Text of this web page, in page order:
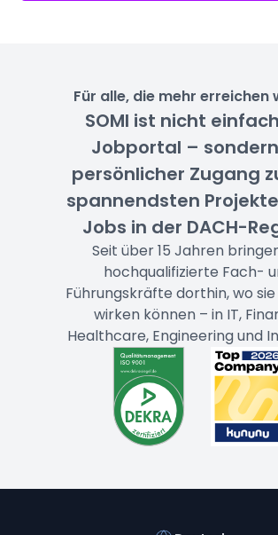
Für alle, die mehr erreichen
SOMI ist nicht
Jobportal –
persönlicher Zugang
spannendsten
Jobs in der DACH-
Seit über 15 Jahren
hochqualifizierte Fach-
Führungskräfte dorthin, wo
wirken können – in IT,
Healthcare, Engineering und